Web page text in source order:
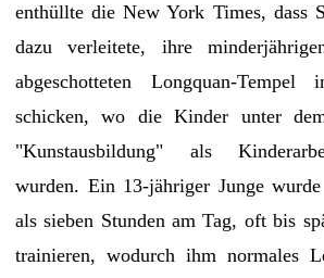
enthüllte die New York Times, dass
dazu verleitete, ihre
abgeschotteten Longquan-
schicken, wo die Kinder unter
"Kunstausbildung" als
wurden. Ein 13-jähriger Junge
als sieben Stunden am Tag, oft bis
trainieren, wodurch ihm normales